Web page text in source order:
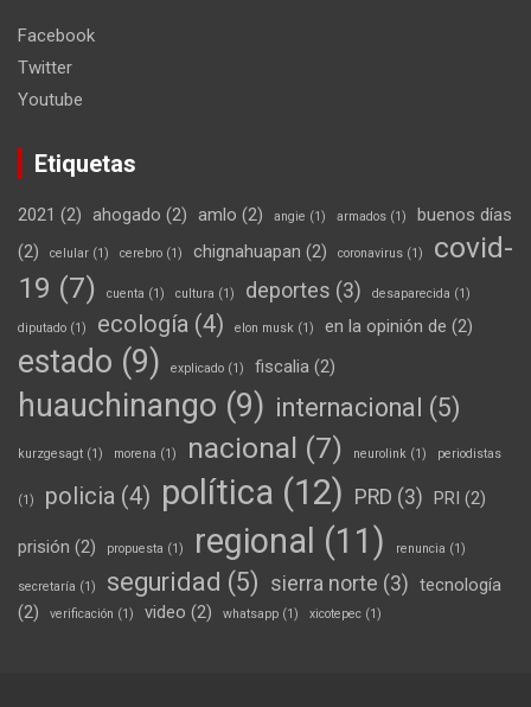
Facebook
Twitter
Youtube
Etiquetas
2021 (2) ahogado (2) amlo (2) angie (1) armados (1)
buenos días
(2)
celular (1) cerebro (1) chignahuapan (2) coronavirus (1)
covid-
19 (7) cuenta (1) cultura (1) deportes (3) desaparecida (1)
diputado (1) ecología (4) elon musk (1) en la opinión de (2)
estado (9) explicado (1) fiscalia (2)
huauchinango (9) internacional (5)
kurzgesagt (1) morena (1) nacional (7) neurolink (1) periodistas
(1) policia (4) política (12) PRD (3) PRI (2)
prisión (2) propuesta (1) regional (11) renuncia (1)
secretaría (1) seguridad (5) sierra norte (3) tecnología
(2)
verificación (1) video (2) whatsapp (1) xicotepec (1)